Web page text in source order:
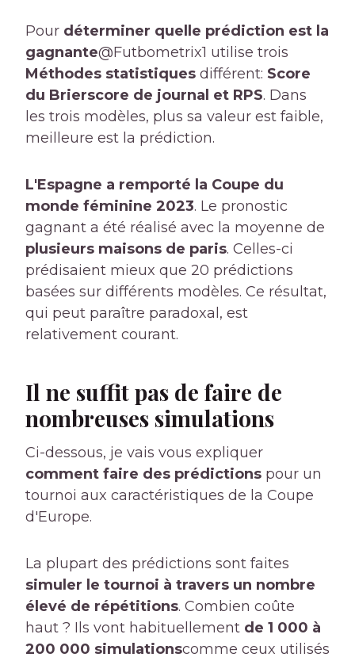
Pour déterminer quelle prédiction est la
gagnante@Futbometrix1 utilise trois
Méthodes statistiques différent: Score
du Brierscore de journal et RPS. Dans
les trois modèles, plus sa valeur est faible,
meilleure est la prédiction.
L'Espagne a remporté la Coupe du
monde féminine 2023. Le pronostic
gagnant a été réalisé avec la moyenne de
plusieurs maisons de paris. Celles-ci
prédisaient mieux que 20 prédictions
basées sur différents modèles. Ce résultat,
qui peut paraître paradoxal, est
relativement courant.
Il ne suffit pas de faire de
nombreuses simulations
Ci-dessous, je vais vous expliquer
comment faire des prédictions pour un
tournoi aux caractéristiques de la Coupe
d'Europe.
La plupart des prédictions sont faites
simuler le tournoi à travers un nombre
élevé de répétitions. Combien coûte
haut ? Ils vont habituellement de 1 000 à
200 000 simulationscomme ceux utilisés